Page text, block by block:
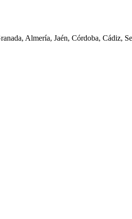
Almería, Jaén, Córdoba, Cádiz,